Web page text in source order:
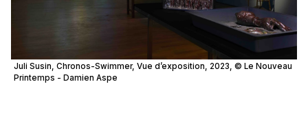
Juli Susin, Chronos-Swimmer, Vue d’exposition, 2023, © Le Nouveau
Printemps - Damien Aspe